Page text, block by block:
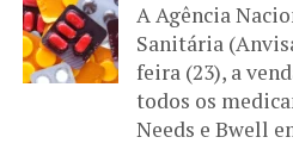
A Agência
Sanitária
feira (23), a
todos os
Needs e Bwell